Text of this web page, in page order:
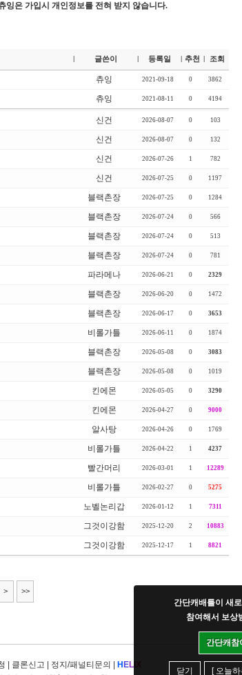
잉은 가입시 개인정보를 전혀 받지 않습니다.
글쓴이 등록일 추천 조회
츄잉 2021-09-18 0 3862
츄잉 2021-08-11 0 4194
신건 2026-08-07 0 103
신건 2026-08-07 0 132
신건 2026-07-26 1 782
신건 2026-07-25 0 1197
블랙촌장 2026-07-25 0 1284
블랙촌장 2026-07-24 0 566
블랙촌장 2026-07-24 0 513
블랙촌장 2026-07-24 0 781
파라메나 2026-06-21 0 2329
블랙촌장 2026-06-20 0 1472
블랙촌장 2026-06-17 0 3653
비롤가틀 2026-06-11 0 1874
블랙촌장 2026-05-08 0 3083
블랙촌장 2026-05-08 0 1019
킨에몬 2026-05-05 0 3290
킨에몬 2026-04-27 0 9000
알사탕 2026-04-26 0 1769
비롤가틀 2026-04-22 1 4237
빨간머리 2026-03-01 1 12289
비롤가틀 2026-02-27 0 5275
노벨논리갑 2026-01-12 1 7311
그것이강함 2025-12-20 2 10883
그것이강함 2025-12-17 1 8821
> >>
클론신고 정지/패널티문의 H EL X
간단캐배틀이 새
참여해서 보상
간단캐참
닫기 [ 오늘